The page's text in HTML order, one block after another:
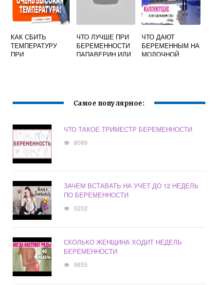
КАК СБИТЬ
ТЕМПЕРАТУРУ
ПРИ
ЧТО ЛУЧШЕ ПРИ
БЕРЕМЕННОСТИ
ПАПАВЕРИН ИЛИ
ЧТО ДАЮТ
БЕРЕМЕННЫМ НА
МОЛОЧНОЙ
Самое популярное:
ЧТО ТАКОЕ ТРИМЕСТР БЕРЕМЕННОСТИ
8089
ЗАЧЕМ ВСТАВАТЬ НА УЧЕТ ДО 12 НЕДЕЛЬ
ПО БЕРЕМЕННОСТИ
5202
СКОЛЬКО ЖЕНЩИНА ХОДИТ НЕДЕЛЬ
БЕРЕМЕННОСТИ
9855